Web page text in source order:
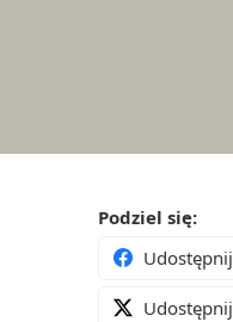
Podziel się:
Udostępnij
Udostępnij